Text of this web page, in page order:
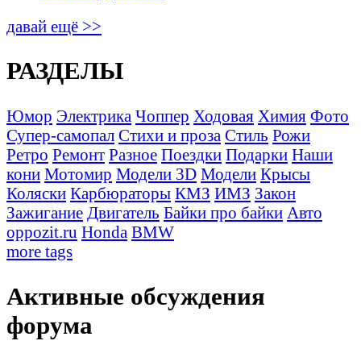
давай ещё >>
РАЗДЕЛЫ
Юмор Электрика Чоппер Ходовая Химия Фото
Супер-самопал Стихи и проза Стиль Рожи
Ретро Ремонт Разное Поездки Подарки Наши
кони Мотомир Модели 3D Модели Крысы
Коляски Карбюраторы КМЗ ИМЗ Закон
Зажигание Двигатель Байки про байки Авто
oppozit.ru Honda BMW
more tags
Активные обсуждения
форума